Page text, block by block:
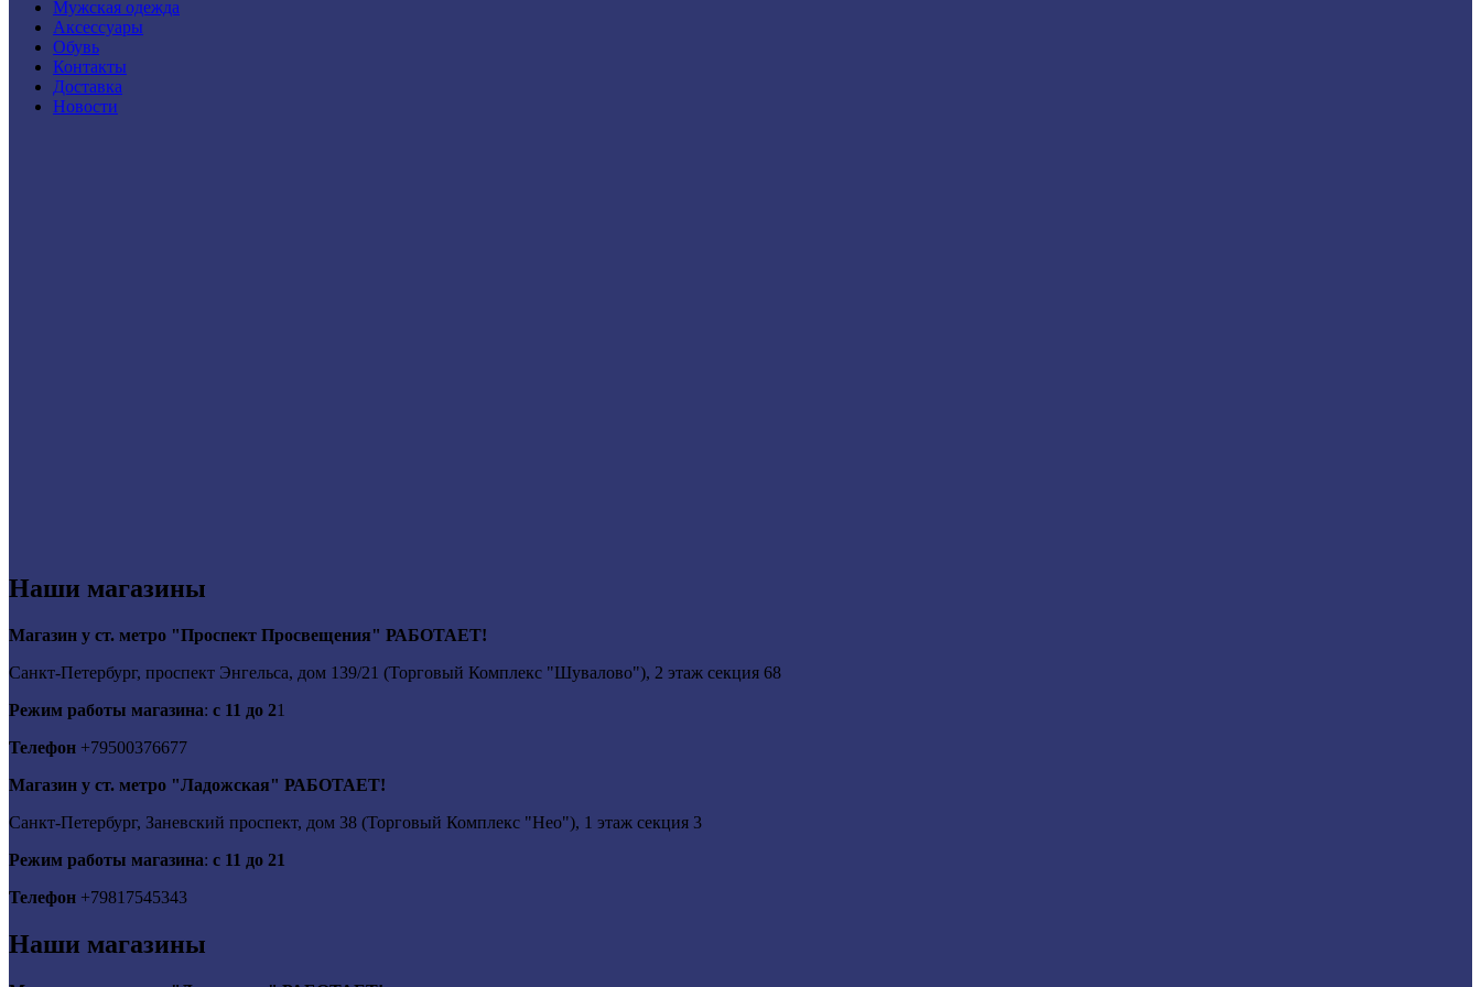
Мужская одежда
Аксессуары
Обувь
Контакты
Доставка
Новости
Наши магазины
Магазин у ст. метро "Проспект Просвещения" РАБОТАЕТ!
Санкт-Петербург, проспект Энгельса, дом 139/21 (Торговый Комплекс "Шувалово"), 2 этаж секция 68
Режим работы магазина: с 11 до 21
Телефон +79500376677
Магазин у ст. метро "Ладожская" РАБОТАЕТ!
Санкт-Петербург, Заневский проспект, дом 38 (Торговый Комплекс "Нео"), 1 этаж секция 3
Режим работы магазина: с 11 до 21
Телефон +79817545343
Наши магазины